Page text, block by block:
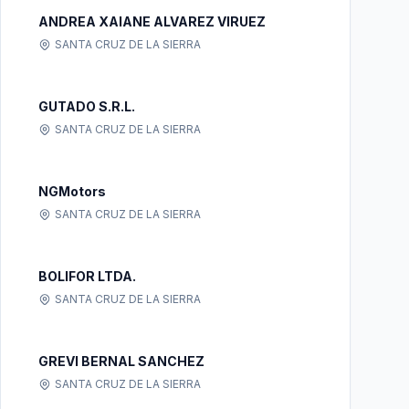
ANDREA XAIANE ALVAREZ VIRUEZ
SANTA CRUZ DE LA SIERRA
GUTADO S.R.L.
SANTA CRUZ DE LA SIERRA
NGMotors
SANTA CRUZ DE LA SIERRA
BOLIFOR LTDA.
SANTA CRUZ DE LA SIERRA
GREVI BERNAL SANCHEZ
SANTA CRUZ DE LA SIERRA